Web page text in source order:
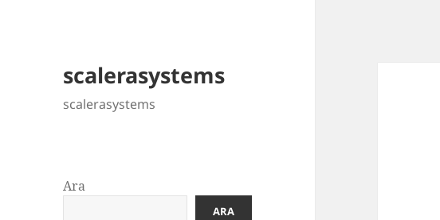
scalerasystems
scalerasystems
Ara
ARA